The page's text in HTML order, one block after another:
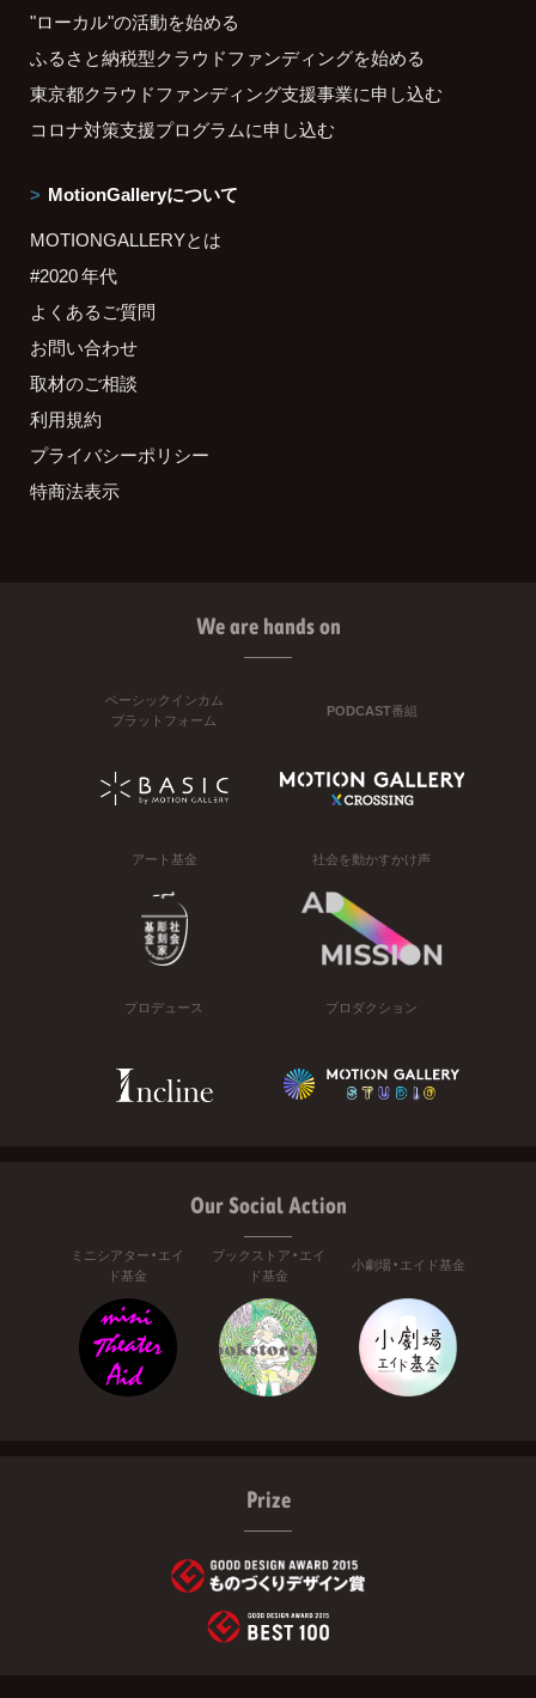
"ローカル"の活動を始める
ふるさと納税型クラウドファンディングを始める
東京都クラウドファンディング支援事業に申し込む
コロナ対策支援プログラムに申し込む
MotionGalleryについて
MOTIONGALLERYとは
#2020 年代
よくあるご質問
お問い合わせ
取材のご相談
利用規約
プライバシーポリシー
特商法表示
We are hands on
ベーシックインカム
プラットフォーム
PODCAST番組
アート基金 社会を動かすかけ声
プロデュース プロダクション
Our Social Action
ミニシアター・エイ
ド基金
ブックストア・エイ
ド基金
小劇場・エイド基金
Prize